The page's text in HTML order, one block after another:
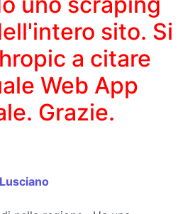
sito. Si
a citare
Web App
Grazie.
Lusciano